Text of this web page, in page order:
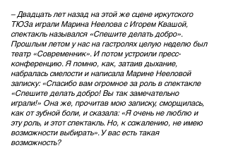
– Двадцать лет назад на этой же сцене иркутского
ТЮЗа играли Марина Неелова с Игорем Квашой,
спектакль назывался «Спешите делать добро».
Прошлым летом у нас на гастролях целую неделю был
театр «Современник». И потом устроили пресс-
конференцию. Я помню, как, затаив дыхание,
набралась смелости и написала Марине Нееловой
записку: «Спасибо вам огромное за роль в спектакле
«Спешите делать добро! Вы так замечательно
играли!» Она же, прочитав мою записку, сморщилась,
как от зубной боли, и сказала: «Я очень не люблю и
эту роль, и этот спектакль. Но, к сожалению, не имею
возможности выбирать». У вас есть такая
возможность?